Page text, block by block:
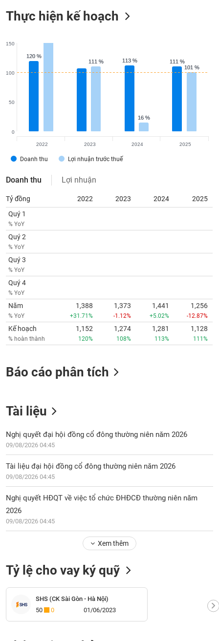
Thực hiện kế hoạch
120 %
120 %
113 %
113 % 111 %
111 %
111 %
111 %
16 %
16 %
101 %
101 %
Doanh thu Lợi nhuận trước thuế
0
50
100
150
2022 2023 2024 2025
Doanh thu Lợi nhuận
Tỷ đồng 2022 2023 2024
2025
Quý 1
% YoY
Quý 2
% YoY
Quý 3
% YoY
Quý 4
% YoY
Năm
% YoY
1,388
+31.71%
1,373
-1.12%
1,441
+5.02%
1,256
-12.87%
Kế hoạch
% hoàn thành
1,152
120%
1,274
108%
1,281
113%
1,128
111%
Báo cáo phân tích
Tài liệu
Nghị quyết đại hội đồng cổ đông thường niên năm 2026
09/08/2026 04:45
Tài liệu đại hội đồng cổ đông thường niên năm 2026
09/08/2026 04:45
Nghị quyết HĐQT về việc tổ chức ĐHĐCĐ thường niên năm
2026
09/08/2026 04:45
Xem thêm
Tỷ lệ cho vay ký quỹ
SHS (CK Sài Gòn - Hà Nội)
50
0 01/06/2023